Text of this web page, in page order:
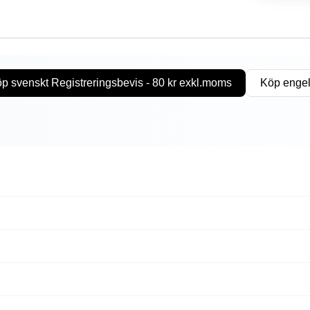
svenskt Registreringsbevis - 80 kr exkl.moms Köp